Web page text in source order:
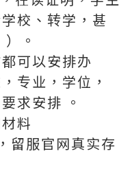
校、转学，甚
。
可以安排办
专业，学位，
求安排 。
料
留服官网真实存